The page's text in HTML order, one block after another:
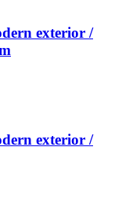
exterior /
exterior /